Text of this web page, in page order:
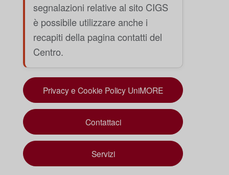
segnalazioni relative al sito CIGS
è possibile utilizzare anche i
recapiti della pagina contatti del
Centro.
Privacy e Cookie Policy UniMORE
Contattaci
Servizi